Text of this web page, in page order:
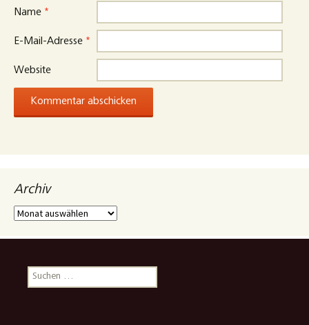
Name *
E-Mail-Adresse *
Website
Archiv
Archiv
Suchen
nach: